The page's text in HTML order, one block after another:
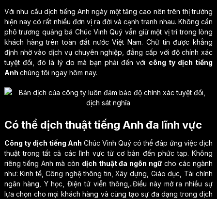
Với nhu cầu dịch tiếng Anh ngày một tăng cao nên trên thị trường
hiện nay có rất nhiều đơn vị ra đời và cạnh tranh nhau. Không cần
phô trương quảng bá Chúc Vinh Quý vẫn giữ một vị trí trong lòng
khách hàng trên toàn đất nước Việt Nam. Chữ tín được khẳng
định nhờ vào dịch vụ chuyên nghiệp, đẳng cấp với độ chính xác
tuyệt đối, đó là lý do mà bạn phải đến với công ty dịch tiếng
Anh chúng tôi ngay hôm nay.
Có thể dịch thuật tiếng Anh đa lĩnh vực
Công ty dịch tiếng Anh Chúc Vinh Quý có thể đáp ứng việc dịch
thuật trong tất cả các lĩnh vực từ cơ bản đến phức tạp. Không
riêng tiếng Anh mà còn dịch thuật đa ngôn ngữ cho các ngành
như: Kinh tế, Công nghệ thông tin, Xây dựng, Giáo dục, Tài chính
ngân hàng, Y học, Điện tử viễn thông,..Điều này mở ra nhiều sự
lựa chọn cho mọi khách hàng và cũng tạo sự đa dạng trong dịch